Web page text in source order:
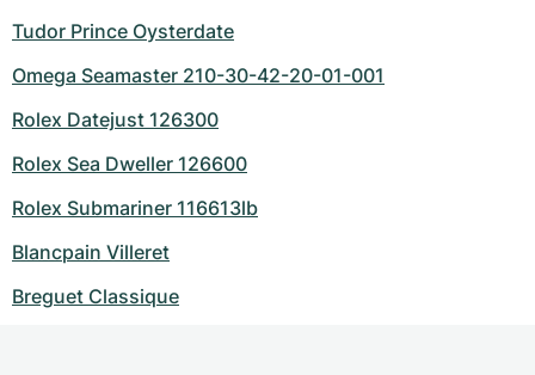
Tudor Prince Oysterdate
Omega Seamaster 210-30-42-20-01-001
Rolex Datejust 126300
Rolex Sea Dweller 126600
Rolex Submariner 116613lb
Blancpain Villeret
Breguet Classique